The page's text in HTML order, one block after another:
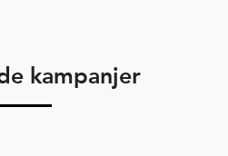
kampanjer